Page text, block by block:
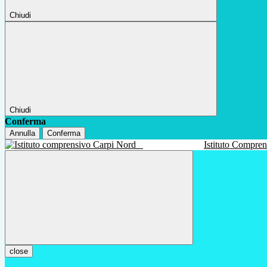
Chiudi
Chiudi
Conferma
Annulla Conferma
Istituto
close